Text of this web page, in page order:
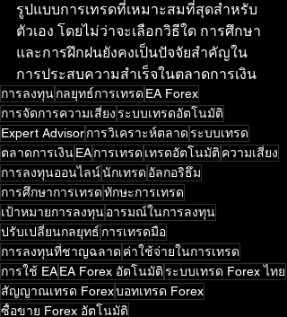
รูปแบบการเทรดที่เหมาะสมที่สุดสำหรับ
ตัวเอง โดยไม่ว่าจะเลือกวิธีใด การศึกษา
และการฝึกฝนยังคงเป็นปัจจัยสำคัญใน
การประสบความสำเร็จในตลาดการเงิน
การลงทุนกลยุทธ์การเทรด EA Forex
การจัดการความเสี่ยงระบบเทรดอัตโนมัติ
Expert Advisorการวิเคราะห์ตลาดระบบเทรด
ตลาดการเงินEAการเทรด เทรดอัตโนมัติ ความเสี่ยง
การลงทุนออนไลน์นักเทรด อัลกอริธึม
การศึกษาการเทรดทักษะการเทรด
เป้าหมายการลงทุนอารมณ์ในการลงทุน
ปรับเปลี่ยนกลยุทธ์ การเทรดมือ
การลงทุนที่ชาญฉลาด ค่าใช้จ่ายในการเทรด
การใช้ EAEA Forex อัตโนมัติระบบเทรด Forex ไทย
สัญญาณเทรด Forexบอทเทรด Forex
ซื้อขาย Forex อัตโนมัติ